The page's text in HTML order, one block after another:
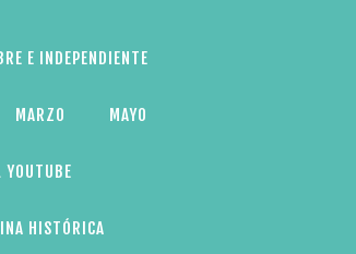
E INDEPENDIENTE
MARZO MAYO
YOUTUBE
HISTÓRICA